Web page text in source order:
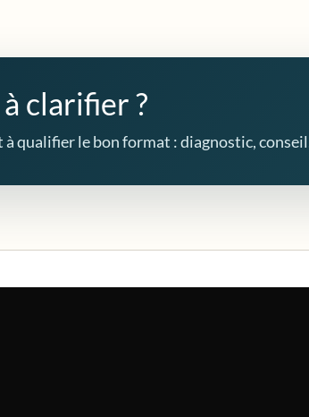
clarifier ?
qualifier le bon format : diagnostic,